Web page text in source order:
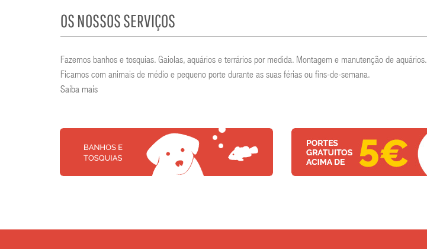
OS NOSSOS SERVIÇOS
Fazemos banhos e tosquias. Gaiolas, aquários e terrários por medida. Montagem e manutenção de aquários.
Ficamos com animais de médio e pequeno porte durante as suas férias ou fins-de-semana.
Saiba mais